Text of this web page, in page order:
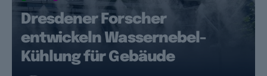
Dresdener Forscher
entwickeln Wassernebel-
Kühlung für Gebäude